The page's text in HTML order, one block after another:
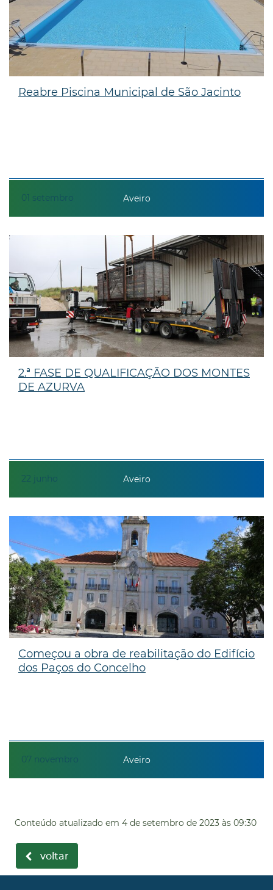
01 setembro
Reabre Piscina Municipal de São Jacinto
Aveiro
22 junho
2.ª FASE DE QUALIFICAÇÃO DOS MONTES
DE AZURVA
Aveiro
07 novembro
Começou a obra de reabilitação do Edifício
dos Paços do Concelho
Aveiro
Conteúdo atualizado em 4 de setembro de 2023 às 09:30
voltar